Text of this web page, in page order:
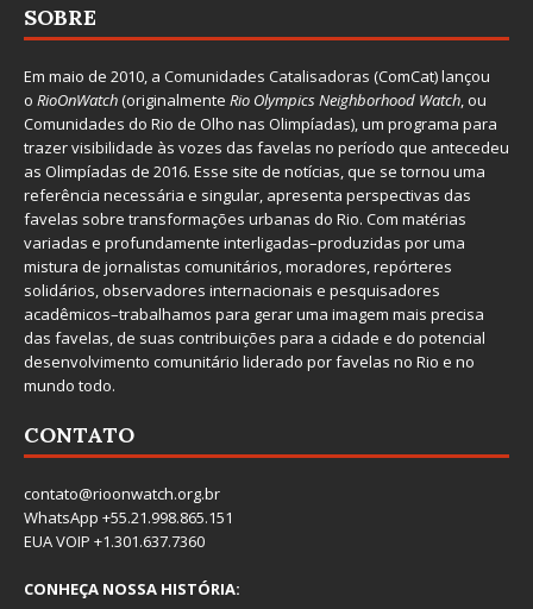
SOBRE
Em maio de 2010, a Comunidades Catalisadoras (ComCat) lançou
o RioOnWatch(originalmente Rio Olympics Neighborhood Watch, ou
Comunidades do Rio de Olho nas Olimpíadas), um programa para
trazer visibilidade às vozes das favelas no período que antecedeu
as Olimpíadas de 2016. Esse site de notícias, que se tornou uma
referência necessária e singular, apresenta perspectivas das
favelas sobre transformações urbanas do Rio. Com matérias
variadas e profundamente interligadas–produzidas por uma
mistura de jornalistas comunitários, moradores, repórteres
solidários, observadores internacionais e pesquisadores
acadêmicos–trabalhamos para gerar uma imagem mais precisa
das favelas, de suas contribuições para a cidade e do potencial
desenvolvimento comunitário liderado por favelas no Rio e no
mundo todo.
CONTATO
contato@rioonwatch.org.br
WhatsApp +55.21.998.865.151
EUA VOIP +1.301.637.7360
CONHEÇA NOSSA HISTÓRIA: